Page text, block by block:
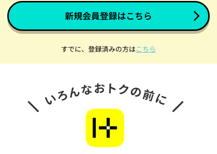
新規会員登録はこちら
すでに、登録済みの方はこちら